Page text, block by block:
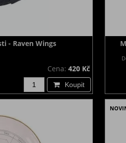
- Raven Wings
Cena: 420 Kč
Koupit